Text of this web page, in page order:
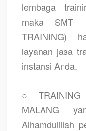
lembaga
maka SMT
TRAINING)
layanan jasa
instansi Anda.
○TRAINING
MALANG
Alhamdulillah